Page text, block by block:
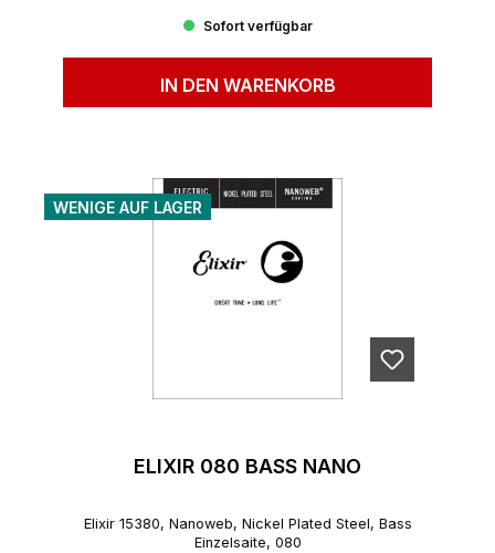
Sofort verfügbar
IN DEN WARENKORB
WENIGE AUF LAGER
ELIXIR 080 BASS NANO
Elixir 15380, Nanoweb, Nickel Plated Steel, Bass
Einzelsaite, 080